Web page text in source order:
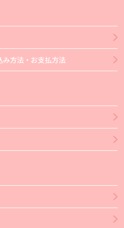
方法・お支払方法